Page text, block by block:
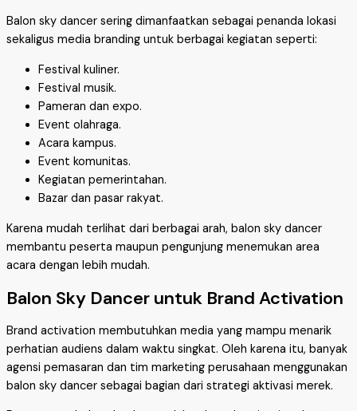
Balon sky dancer sering dimanfaatkan sebagai penanda lokasi
sekaligus media branding untuk berbagai kegiatan seperti:
Festival kuliner.
Festival musik.
Pameran dan expo.
Event olahraga.
Acara kampus.
Event komunitas.
Kegiatan pemerintahan.
Bazar dan pasar rakyat.
Karena mudah terlihat dari berbagai arah, balon sky dancer
membantu peserta maupun pengunjung menemukan area
acara dengan lebih mudah.
Balon Sky Dancer untuk Brand Activation
Brand activation membutuhkan media yang mampu menarik
perhatian audiens dalam waktu singkat. Oleh karena itu, banyak
agensi pemasaran dan tim marketing perusahaan menggunakan
balon sky dancer sebagai bagian dari strategi aktivasi merek.